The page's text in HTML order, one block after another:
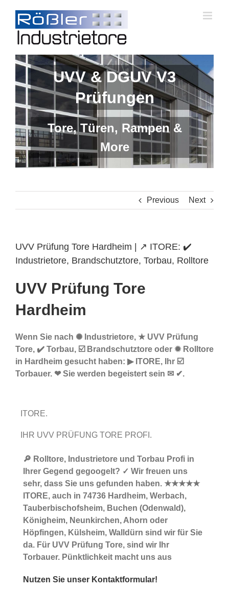
content
UVV & DGUV V3
Prüfungen
Tore, Türen, Rampen &
More
Previous Next
UVV Prüfung Tore Hardheim | ↗️ ITORE: ✔️
Industrietore, Brandschutztore, Torbau, Rolltore
UVV Prüfung Tore
Hardheim
Wenn Sie nach ✺ Industrietore, ★ UVV Prüfung
Tore, ✔️ Torbau, ☑️ Brandschutztore oder ✹ Rolltore
in Hardheim gesucht haben: ▶︎ ITORE, Ihr ☑️
Torbauer. ❤ Sie werden begeistert sein ✉ ✔.
ITORE.
IHR UVV PRÜFUNG TORE PROFI.
🔎 Rolltore, Industrietore und Torbau Profi in
Ihrer Gegend gegoogelt? ✓ Wir freuen uns
sehr, dass Sie uns gefunden haben. ★★★★★
ITORE, auch in 74736 Hardheim, Werbach,
Tauberbischofsheim, Buchen (Odenwald),
Königheim, Neunkirchen, Ahorn oder
Höpfingen, Külsheim, Walldürn sind wir für Sie
da. Für UVV Prüfung Tore, sind wir Ihr
Torbauer. Pünktlichkeit macht uns aus
Nutzen Sie unser Kontaktformular!